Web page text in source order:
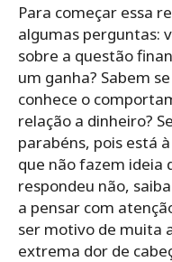
Para começar essa
algumas perguntas:
sobre a questão
um ganha? Sabem
conhece o
relação a dinheiro?
parabéns, pois está
que não fazem ideia
respondeu não,
a pensar com
ser motivo de muita
extrema dor de